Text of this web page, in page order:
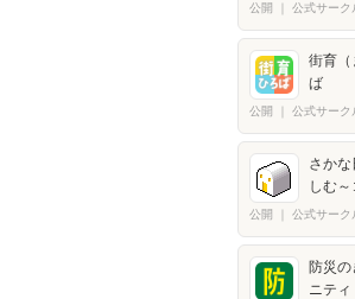
公開 公式サーク
街育（
ば
公開 公式サーク
さか
しむ
公開 公式サーク
防災
ニティ